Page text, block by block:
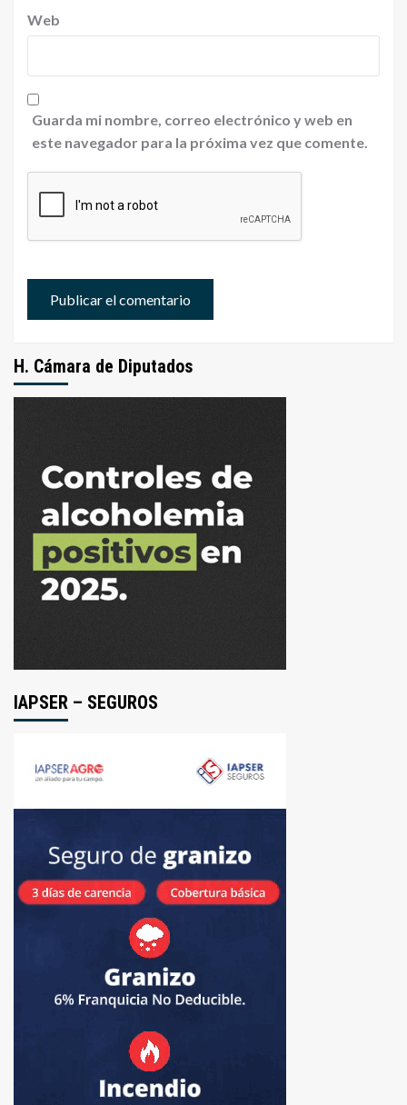
Web
Guarda mi nombre, correo electrónico y web en
este navegador para la próxima vez que comente.
H. Cámara de Diputados
IAPSER – SEGUROS